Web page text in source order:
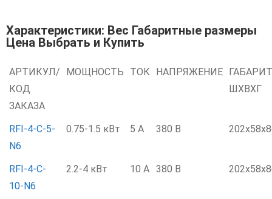
Характеристики: Вес Габаритные размеры
Цена Выбрать и Купить
АРТИКУЛ/
КОД
ЗАКАЗА
МОЩНОСТЬ ТОК НАПРЯЖЕНИЕ
ШXВXГ
RFI-4-C-5-
N6
0.75-1.5 кВт 5 А 380 В
RFI-4-C-
10-N6
2.2-4 кВт 10 А 380 В